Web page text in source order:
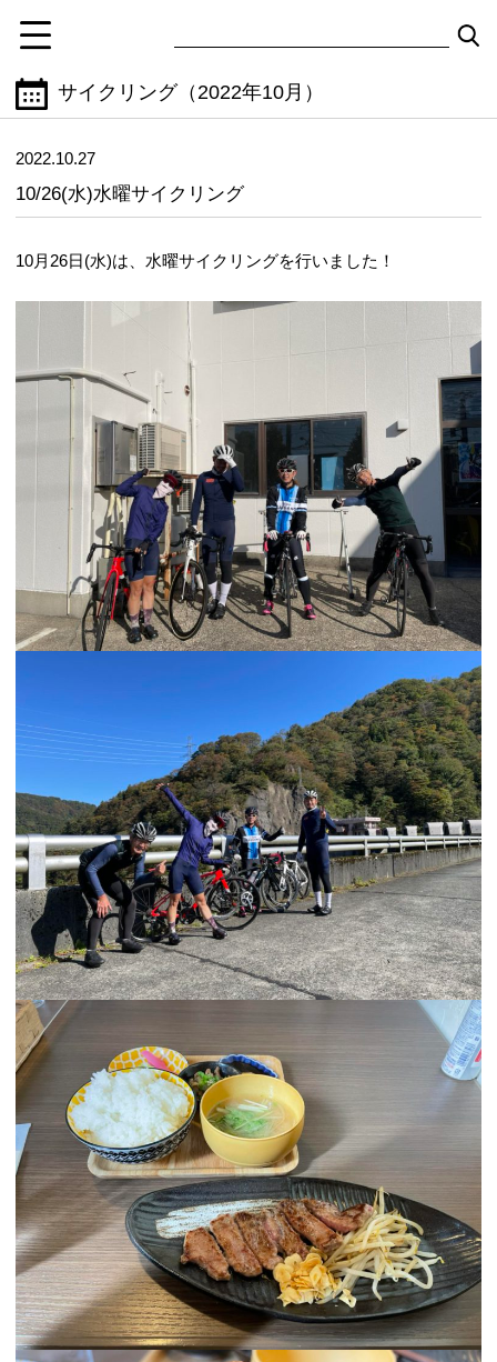
サイクリング（2022年10月）
2022.10.27
10/26(水)水曜サイクリング
10月26日(水)は、水曜サイクリングを行いました！